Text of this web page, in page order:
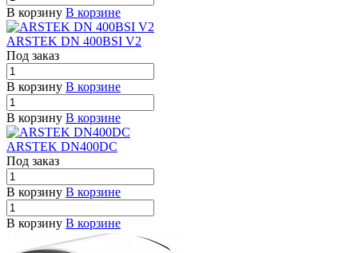
В корзину В корзине
ARSTEK DN 400BSI V2
Под заказ
В корзину В корзине
В корзину В корзине
ARSTEK DN400DC
Под заказ
В корзину В корзине
В корзину В корзине